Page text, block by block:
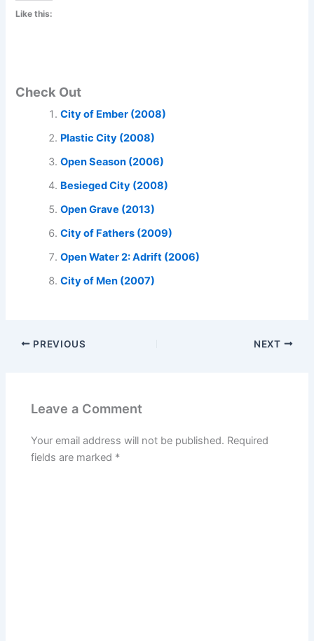
Like this:
Check Out
City of Ember (2008)
Plastic City (2008)
Open Season (2006)
Besieged City (2008)
Open Grave (2013)
City of Fathers (2009)
Open Water 2: Adrift (2006)
City of Men (2007)
PREVIOUS NEXT
Leave a Comment
Your email address will not be published. Required
fields are marked *